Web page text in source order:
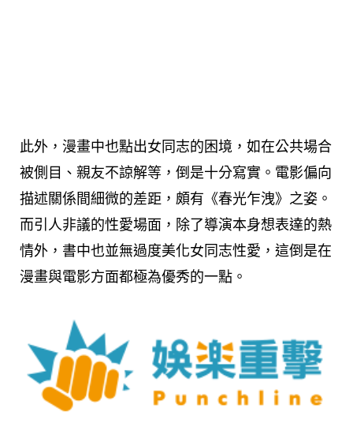
此外，漫畫中也點出女同志的困境，如在公共場合
被側目、親友不諒解等，倒是十分寫實。電影偏向
描述關係間細微的差距，頗有《春光乍洩》之姿。
而引人非議的性愛場面，除了導演本身想表達的熱
情外，書中也並無過度美化女同志性愛，這倒是在
漫畫與電影方面都極為優秀的一點。